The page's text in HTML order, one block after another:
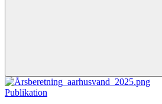
Publikation